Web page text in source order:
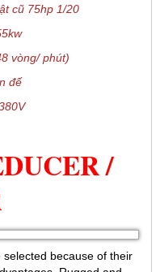
cũ 75hp 1/20
vòng/ phút)
đế
/
because of their